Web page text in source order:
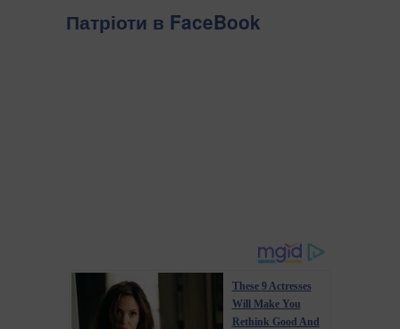
Патріоти в FaceBook
These 9 Actresses
Will Make You
Rethink Good And